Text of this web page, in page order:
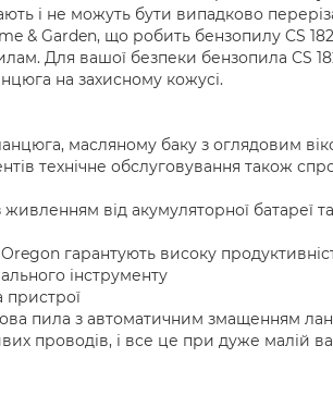
і не можуть бути випадково
& Garden, що робить бензопилу CS
Для вашої безпеки бензопила CS
на захисному кожусі.
масляному баку з оглядовим
технічне обслуговування також
живленням від акумуляторної
гарантують високу
інструменту
пристрої
пила з автоматичним змащенням
проводів, і все це при дуже малій